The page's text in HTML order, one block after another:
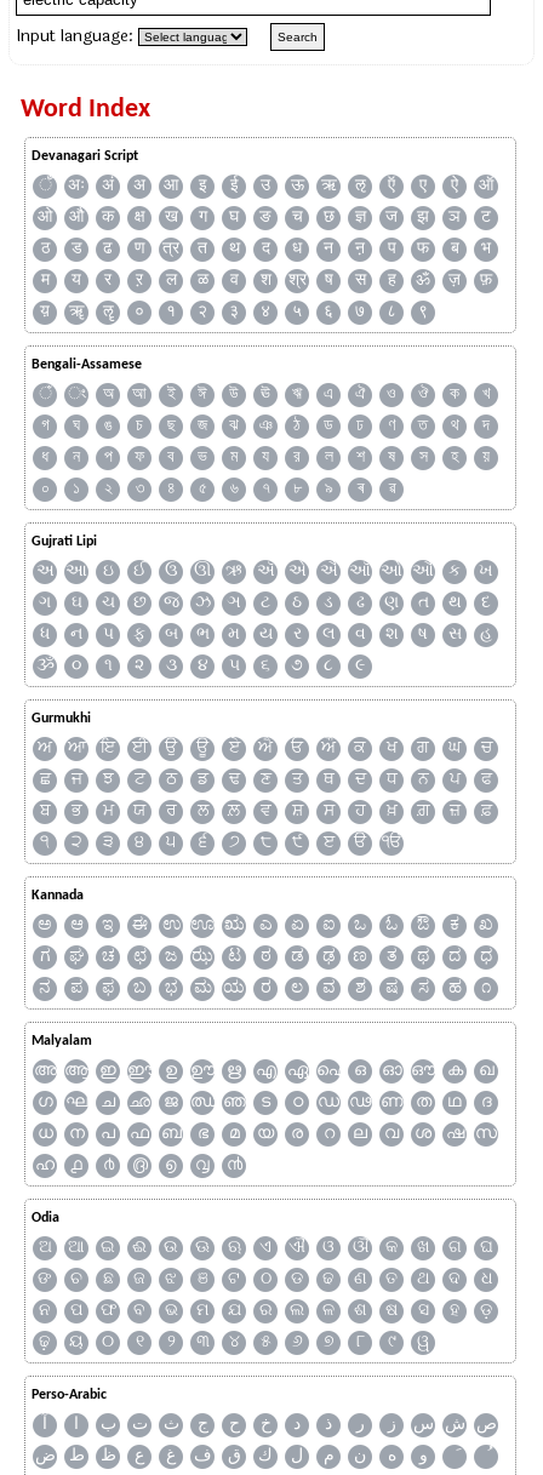
Input language:
Word Index
Devanagari Script
ँ अः अं अ आ इ ई उ ऊ ऋ ऌ ऍ ए ऐ
ऑ
ओ
औ क क्ष ख ग घ ङ च छ ज्ञ ज झ ञ
ट
ठ
ड ढ ण त्र त थ द ध न ऩ प फ ब
भ
म
य र ऱ ल ळ व श श्र ष स ह ॐ ज़
फ़
य़
ॠ ॡ ० १ २ ३ ४ ५ ६ ७ ८ ९
Bengali-Assamese
ঁ ং অ আ ই ঈ উ ঊ ঋ এ ঐ ও ঔ ক
খ
গ
ঘ ঙ চ ছ জ ঝ ঞ ঠ ড ঢ ণ ত থ
দ
ধ
ন প ফ ব ভ ম য র ল শ ষ স হ
য়
০
১ ২ ৩ ৪ ৫ ৬ ৭ ৮ ৯ ৰ ৱ
Gujrati Lipi
અ આ ઇ ઈ ઉ ઊ ઋ ઍ એ ઐ ઑ ઓ ઔ ક
ખ
ગ
ઘ ચ છ જ ઝ ઞ ટ ઠ ડ ઢ ણ ત થ
દ
ધ
ન પ ફ બ ભ મ ય ર લ વ શ ષ સ
હ
ૐ
૦ ૧ ૨ ૩ ૪ ૫ ૬ ૭ ૮ ૯
Gurmukhi
ਅ ਆ ਇ ਈ ਉ ਊ ਏ ਐ ਓ ਔ ਕ ਖ ਗ ਘ
ਚ
ਛ
ਜ ਝ ਟ ਠ ਡ ਢ ਣ ਤ ਥ ਦ ਧ ਨ ਪ
ਫ
ਬ
ਭ ਮ ਯ ਰ ਲ ਲ਼ ਵ ਸ਼ ਸ ਹ ਖ਼ ਗ਼ ਜ਼
ਫ਼
੧
੨ ੩ ੪ ੫ ੬ ੭ ੮ ੯ ੲ ੳ ੴ
Kannada
ಅ ಆ ಇ ಈ ಉ ಊ ಋ ಎ ಏ ಐ ಒ ಓ ಔ ಕ
ಖ
ಗ
ಘ ಚ ಛ ಜ ಝ ಟ ಠ ಡ ಢ ಣ ತ ಥ ದ
ಧ
ನ
ಪ ಫ ಬ ಭ ಮ ಯ ರ ಲ ವ ಶ ಷ ಸ ಹ ೧
Malyalam
അ ആ ഇ ഈ ഉ ഊ ഋ എ ഏ ഐ ഒ ഓ ഔ ക
ഖ
ഗ
ഘ ച ഛ ജ ഝ ഞ ട ഠ ഡ ഢ ണ ത ഥ
ദ
ധ
ന പ ഫ ബ ഭ മ യ ര റ ല വ ശ ഷ
സ
ഹ
൧ ൪ ൫ ൭ ൮ ൯
Odia
ଅ ଆ ଇ ଈ ଉ ଊ ଋ ଏ ଐ ଓ ଔ କ ଖ ଗ
ଘ
ଙ
ଚ ଛ ଜ ଝ ଞ ଟ ଠ ଡ ଢ ଣ ତ ଥ ଦ
ଧ
ନ
ପ ଫ ବ ଭ ମ ଯ ର ଲ ଳ ଶ ଷ ସ ହ
ଡ଼
ଢ଼
ୟ ୦ ୧ ୨ ୩ ୪ ୫ ୬ ୭ ୮ ୯ ୱ
Perso-Arabic
آ ا ب ت ث ج ح خ د ذ ر ز س ش ص
ض
ط ظ ع غ ف ق ك ل م ن ه
و